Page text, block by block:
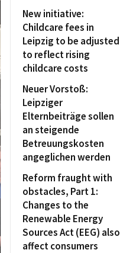
New initiative:
Childcare fees in
Leipzig to be adjusted
to reflect rising
childcare costs
Neuer Vorstoß:
Leipziger
Elternbeiträge sollen
an steigende
Betreuungskosten
angeglichen werden
Reform fraught with
obstacles, Part 1:
Changes to the
Renewable Energy
Sources Act (EEG) also
affect consumers